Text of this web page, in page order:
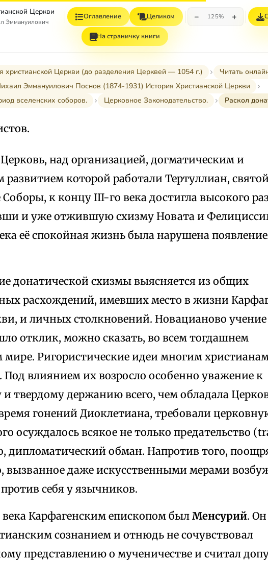
Церкви
Эммануилович
Оглавление Целиком − 125% +
На страничку книги
христианской Церкви (до разделения Церквей — 1054 г.)
Читать
Эммануилович Поснов (1874-1931) История Христианской Церкви
вселенских соборов.
Церковное Законодательство. Раскол
над организацией, догматическим и
развитием которой работали Тертуллиан,
к концу III-го века достигла высокого
и уже отжившую схизму Новата и
её спокойная жизнь была нарушена
донатической схизмы выясняется из общих
расхождений, имевших место в жизни
и личных столкновений. Новацианово
отклик, можно сказать, во всем тогдашнем
мире. Ригористические идеи многим
влиянием их возросло особенно уважение к
твердому держанию всего, чем обладала
гонений Диоклетиана, требовали
осуждалось всякое не только предательство
дипломатический обман. Напротив того,
вызванное даже искусственными мерами
себя у язычников.
века Карфагенским епископом был Менсурий.
сознанием и отнюдь не сочувствовал
представлению о мученичестве и считал